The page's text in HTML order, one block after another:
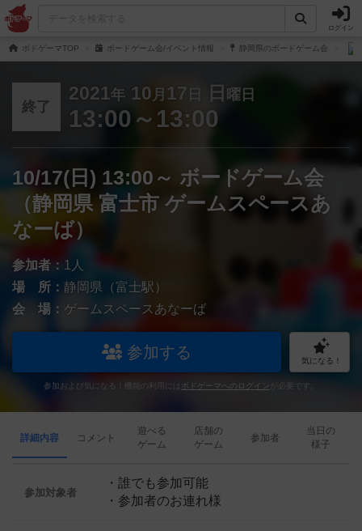
ログイン
ボドゲーマTOP ボードゲーム会/イベント情報 静岡県のボードゲーム会
終了
2021年 10 月 17 日 日 曜日
13:00～13:00
10/17(日) 13:00～ ボードゲーム会
（静岡県 富士市 ゲームスペースあ
なーば）
参加者： 1人
場 所： 静岡県（富士駅）
会 場： ゲームスペースあなーば
参加する 気になる！
参加および気になる！機能の利用には ボドゲーマへのログイン が必要です。
詳細内容 コメント
遊べる
ゲーム
店舗の
ゲーム
参加者
当日の
様子
参加対象者
・誰でも参加可能
・参加者のお連れ様